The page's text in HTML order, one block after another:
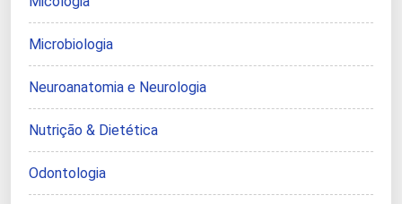
Microbiologia
Neuroanatomia e Neurologia
Nutrição & Dietética
Odontologia